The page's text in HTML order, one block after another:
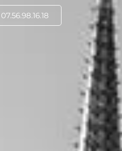
07.56.98.16.18